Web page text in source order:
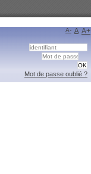
A- A A+
Mot de passe oublié ?